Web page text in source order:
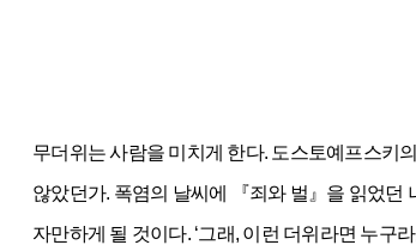
무더위는 사람을 미치게 한다. 도스토예프스키
않았던가. 폭염의 날씨에 『죄와 벌』을 읽었던
자만하게 될 것이다. ‘그래, 이런 더위라면 누구